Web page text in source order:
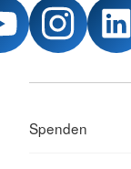
Spenden